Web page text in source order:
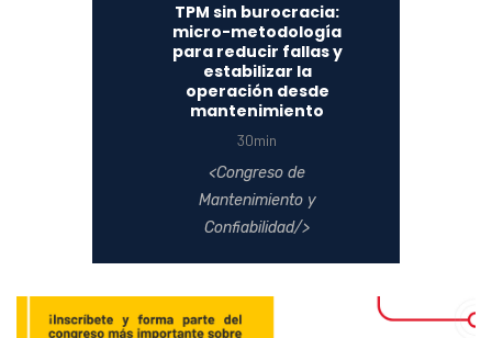
TPM sin burocracia:
micro-metodología
para reducir fallas y
estabilizar la
operación desde
mantenimiento
30min
Congreso de
Mantenimiento y
Confiabilidad